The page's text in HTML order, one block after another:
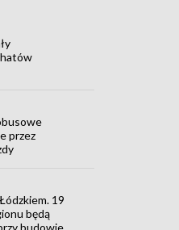
przez
19
będą
budowie